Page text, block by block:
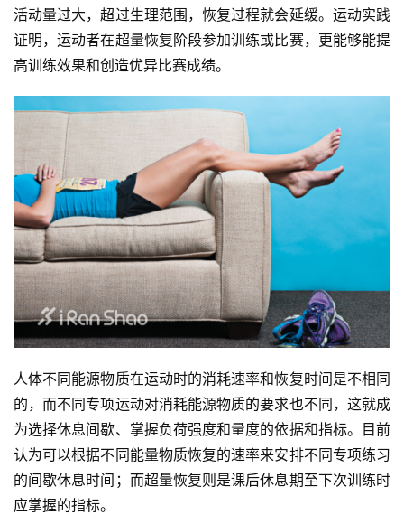
活动量过大，超过生理范围，恢复过程就会延缓。运动实践
证明，运动者在超量恢复阶段参加训练或比赛，更能够能提
高训练效果和创造优异比赛成绩。
人体不同能源物质在运动时的消耗速率和恢复时间是不相同
的，而不同专项运动对消耗能源物质的要求也不同，这就成
为选择休息间歇、掌握负荷强度和量度的依据和指标。目前
认为可以根据不同能量物质恢复的速率来安排不同专项练习
的间歇休息时间；而超量恢复则是课后休息期至下次训练时
应掌握的指标。